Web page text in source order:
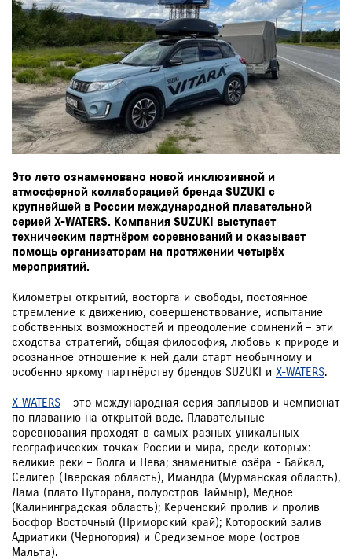
Это лето ознаменовано новой инклюзивной и
атмосферной коллаборацией бренда SUZUKI с
крупнейшей в России международной плавательной
серией X-WATERS. Компания SUZUKI выступает
техническим партнёром соревнований и оказывает
помощь организаторам на протяжении четырёх
мероприятий.
Километры открытий, восторга и свободы, постоянное
стремление к движению, совершенствование, испытание
собственных возможностей и преодоление сомнений – эти
сходства стратегий, общая философия, любовь к природе и
осознанное отношение к ней дали старт необычному и
особенно яркому партнёрству брендов SUZUKI и X-WATERS.
X-WATERS – это международная серия заплывов и чемпионат
по плаванию на открытой воде. Плавательные
соревнования проходят в самых разных уникальных
географических точках России и мира, среди которых:
великие реки – Волга и Нева; знаменитые озёра - Байкал,
Селигер (Тверская область), Имандра (Мурманская область),
Лама (плато Путорана, полуостров Таймыр), Медное
(Калининградская область); Керченский пролив и пролив
Босфор Восточный (Приморский край); Котороский залив
Адриатики (Черногория) и Средиземное море (остров
Мальта).